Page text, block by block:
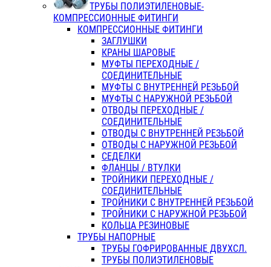
ТРУБЫ ПОЛИЭТИЛЕНОВЫЕ-
КОМПРЕССИОННЫЕ ФИТИНГИ
КОМПРЕССИОННЫЕ ФИТИНГИ
ЗАГЛУШКИ
КРАНЫ ШАРОВЫЕ
МУФТЫ ПЕРЕХОДНЫЕ /
СОЕДИНИТЕЛЬНЫЕ
МУФТЫ С ВНУТРЕННЕЙ РЕЗЬБОЙ
МУФТЫ С НАРУЖНОЙ РЕЗЬБОЙ
ОТВОДЫ ПЕРЕХОДНЫЕ /
СОЕДИНИТЕЛЬНЫЕ
ОТВОДЫ С ВНУТРЕННЕЙ РЕЗЬБОЙ
ОТВОДЫ С НАРУЖНОЙ РЕЗЬБОЙ
СЕДЕЛКИ
ФЛАНЦЫ / ВТУЛКИ
ТРОЙНИКИ ПЕРЕХОДНЫЕ /
СОЕДИНИТЕЛЬНЫЕ
ТРОЙНИКИ С ВНУТРЕННЕЙ РЕЗЬБОЙ
ТРОЙНИКИ С НАРУЖНОЙ РЕЗЬБОЙ
КОЛЬЦА РЕЗИНОВЫЕ
ТРУБЫ НАПОРНЫЕ
ТРУБЫ ГОФРИРОВАННЫЕ ДВУХСЛ.
ТРУБЫ ПОЛИЭТИЛЕНОВЫЕ